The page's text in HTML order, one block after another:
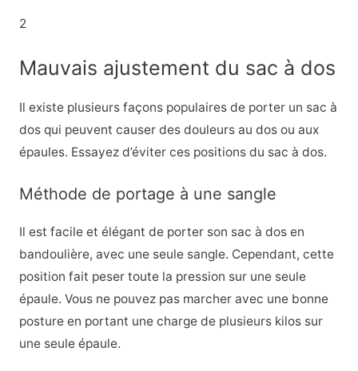
2
Mauvais ajustement du sac à dos
Il existe plusieurs façons populaires de porter un sac à
dos qui peuvent causer des douleurs au dos ou aux
épaules. Essayez d’éviter ces positions du sac à dos.
Méthode de portage à une sangle
Il est facile et élégant de porter son sac à dos en
bandoulière, avec une seule sangle. Cependant, cette
position fait peser toute la pression sur une seule
épaule. Vous ne pouvez pas marcher avec une bonne
posture en portant une charge de plusieurs kilos sur
une seule épaule.